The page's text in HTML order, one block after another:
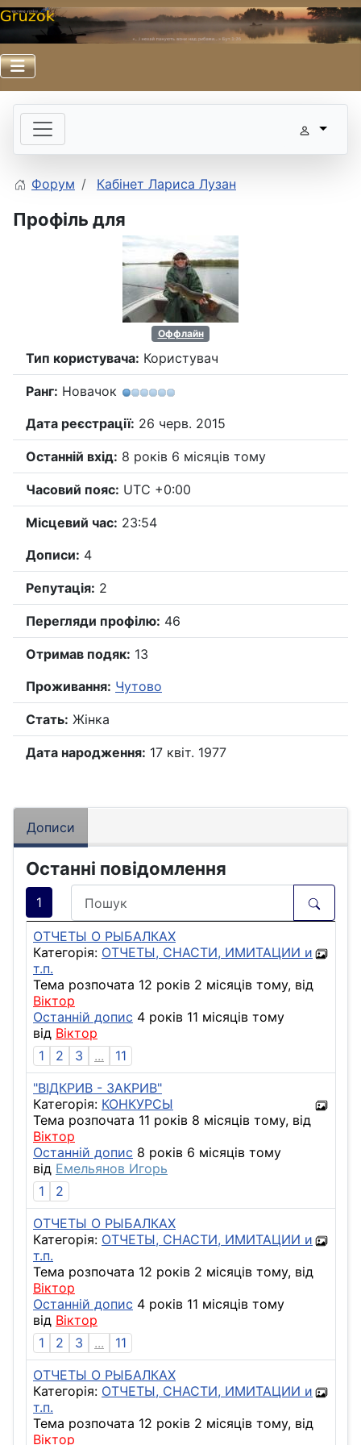
Форум Кабінет Лариса Лузан
Профіль для
Оффлайн
Тип користувача: Користувач
Ранг: Новачок
Дата реєстрації: 26 черв. 2015
Останній вхід: 8 років 6 місяців тому
Часовий пояс: UTC +0:00
Місцевий час: 23:54
Дописи: 4
Репутація: 2
Перегляди профілю: 46
Отримав подяк: 13
Проживання: Чутово
Стать: Жінка
Дата народження: 17 квіт. 1977
Дописи
Останні повідомлення
1
ОТЧЕТЫ О РЫБАЛКАХ
Категорія: ОТЧЕТЫ, СНАСТИ, ИМИТАЦИИ и
т.п.
Тема розпочата 12 років 2 місяців тому, від
Віктор
Останній допис 4 років 11 місяців тому
від Віктор
1
2 3 ...
11
"ВІДКРИВ - ЗАКРИВ"
Категорія: КОНКУРСЫ
Тема розпочата 11 років 8 місяців тому, від
Віктор
Останній допис 8 років 6 місяців тому
від Емельянов Игорь
1
2
ОТЧЕТЫ О РЫБАЛКАХ
Категорія: ОТЧЕТЫ, СНАСТИ, ИМИТАЦИИ и
т.п.
Тема розпочата 12 років 2 місяців тому, від
Віктор
Останній допис 4 років 11 місяців тому
від Віктор
1
2 3 ...
11
ОТЧЕТЫ О РЫБАЛКАХ
Категорія: ОТЧЕТЫ, СНАСТИ, ИМИТАЦИИ и
т.п.
Тема розпочата 12 років 2 місяців тому, від
Віктор